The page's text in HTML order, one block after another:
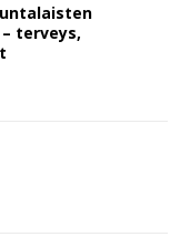
terveys,